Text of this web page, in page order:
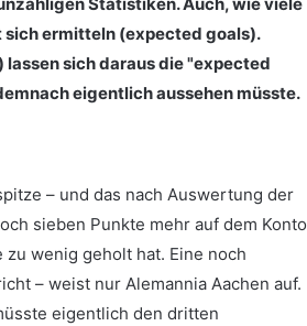
sich ermitteln (expected goals).
sich daraus die "expected
eigentlich aussehen müsste.
– und das nach Auswertung der
sieben Punkte mehr auf dem Konto
wenig geholt hat. Eine noch
– weist nur Alemannia Aachen auf.
eigentlich den dritten